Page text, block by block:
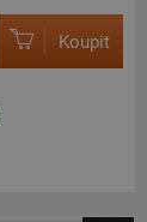
Koupit